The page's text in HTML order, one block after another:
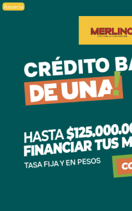
Anuncio